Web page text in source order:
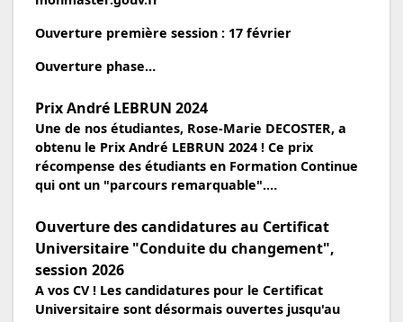
Ouverture première session : 17 février
Ouverture phase…
Prix André LEBRUN 2024
Une de nos étudiantes, Rose-Marie DECOSTER, a
obtenu le Prix André LEBRUN 2024 ! Ce prix
récompense des étudiants en Formation Continue
qui ont un "parcours remarquable".…
Ouverture des candidatures au Certificat
Universitaire "Conduite du changement",
session 2026
A vos CV ! Les candidatures pour le Certificat
Universitaire sont désormais ouvertes jusqu'au